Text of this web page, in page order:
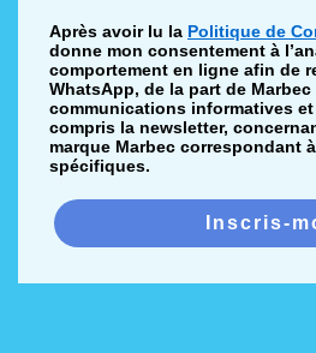
Après avoir lu la Politique de
donne mon consentement à
comportement en ligne afin de
WhatsApp, de la part de Marbec
communications informatives
compris la newsletter,
marque Marbec correspondant
spécifiques.
Inscris-